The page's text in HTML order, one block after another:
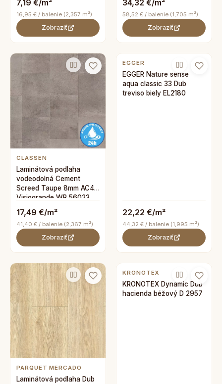
7,19 €/m²
16,95 € / balenie (2,357 m²)
Zobraziť
34,32 €/m²
58,52 € / balenie (1,705 m²)
Zobraziť
CLASSEN
Laminátová podlaha
vodeodolná Cement
Screed Taupe 8mm AC4
Visiogrande WR 56023
17,49 €/m²
41,40 € / balenie (2,367 m²)
Zobraziť
EGGER
EGGER Nature sense
aqua classic 33 Dub
treviso biely EL2180
22,22 €/m²
44,32 € / balenie (1,995 m²)
Zobraziť
PARQUET MERCADO
Laminátová podlaha Dub
KRONOTEX
KRONOTEX Dynamic Dub
hacienda béžový D 2957